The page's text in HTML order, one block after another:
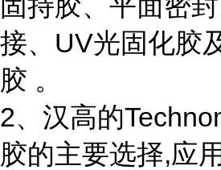
接、UV光固化胶
胶 。
2、汉高的
胶的主要选择,应